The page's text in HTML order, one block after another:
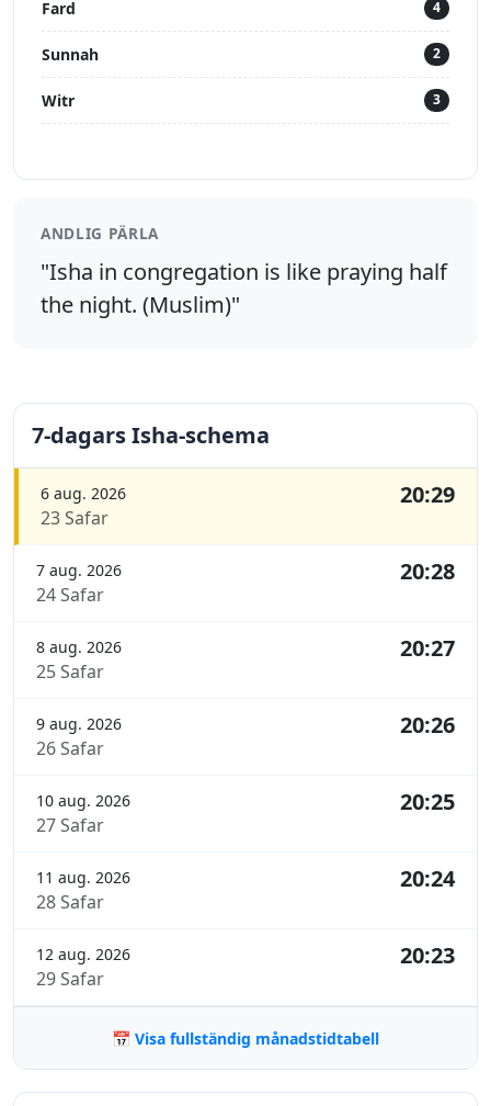
Fard 4
Sunnah 2
Witr 3
ANDLIG PÄRLA
"Isha in congregation is like praying half
the night. (Muslim)"
7-dagars Isha-schema
6 aug. 2026
23 Safar
20:29
7 aug. 2026
24 Safar
20:28
8 aug. 2026
25 Safar
20:27
9 aug. 2026
26 Safar
20:26
10 aug. 2026
27 Safar
20:25
11 aug. 2026
28 Safar
20:24
12 aug. 2026
29 Safar
20:23
📅 Visa fullständig månadstidtabell